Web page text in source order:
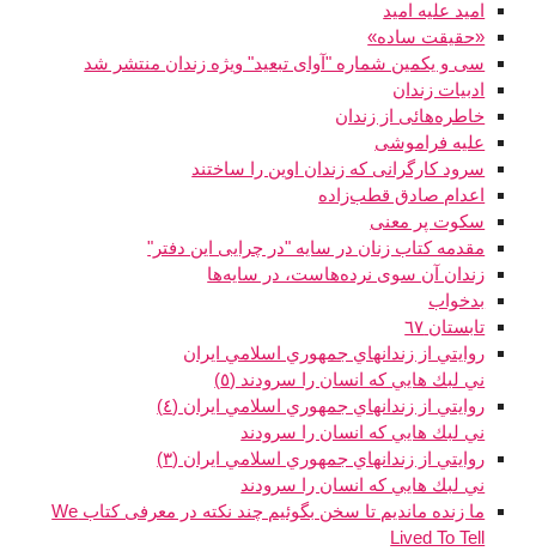
امید علیه امید
«حقیقت ساده»
سی‌ و یکمین شماره "آوای تبعید" ویژه زندان منتشر شد
ادبیات زندان
خاطره‌هائی از زندان
علیه فراموشی
سرود كارگرانی كه زندان اوين را ساختند
اعدام صادق قطب‌زاده
سكوت پر معنی
مقدمه کتاب زنان در سایه "در چرایی این دفتر"
زندان آن سوی نرده‌هاست، در سایه‌ها
بدخواب
تابستان ٦٧
روايتي از زندانهاي جمهوري اسلامي ايران
ني لبك هايي كه انسان را سرودند (٥)
روايتي از زندانهاي جمهوري اسلامي ايران (٤)
ني لبك هايي كه انسان را سرودند
روايتي از زندانهاي جمهوري اسلامي ايران (٣)
ني لبك هايي كه انسان را سرودند
ما زنده مانديم تا سخن بگوئيم چند نکته در معرفی کتاب We
Lived To Tell